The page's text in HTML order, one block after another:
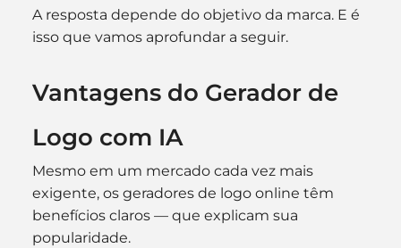
A resposta depende do objetivo da marca. E é
isso que vamos aprofundar a seguir.
Vantagens do Gerador de
Logo com IA
Mesmo em um mercado cada vez mais
exigente, os geradores de logo online têm
benefícios claros — que explicam sua
popularidade.